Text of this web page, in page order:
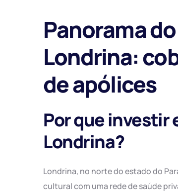
Panorama
Londrina:
de apólices
Por que investir
Londrina?
Londrina, no norte do estado do
cultural com uma rede de saúde